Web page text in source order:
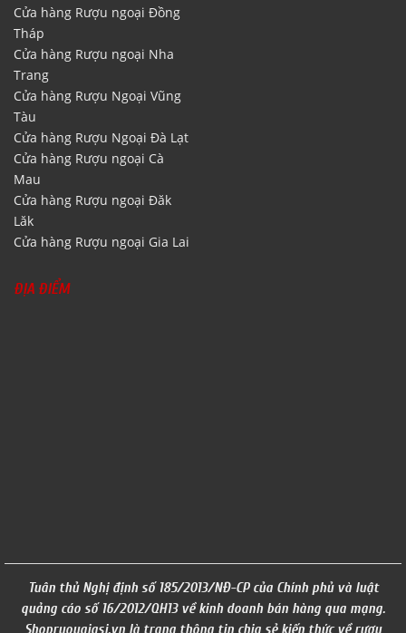
Cửa hàng Rượu ngoại Đồng
Tháp
Cửa hàng Rượu ngoại Nha
Trang
Cửa hàng Rượu Ngoại Vũng
Tàu
Cửa hàng Rượu Ngoại Đà Lạt
Cửa hàng Rượu ngoại Cà
Mau
Cửa hàng Rượu ngoại Đăk
Lăk
Cửa hàng Rượu ngoại Gia Lai
ĐỊA ĐIỂM
Tuân thủ Nghị định số 185/2013/NĐ-CP của Chính phủ và luật
quảng cáo số 16/2012/QH13 về kinh doanh bán hàng qua mạng.
Shopruougiasi.vn là trang thông tin chia sẻ kiến thức về rượu